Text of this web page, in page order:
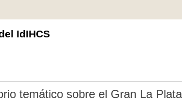
IdIHCS
temático sobre el Gran La Plata